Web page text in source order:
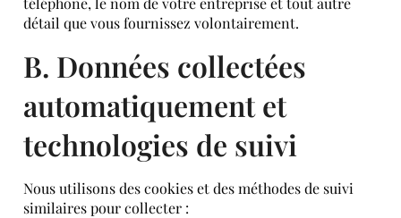
détail que vous fournissez volontairement.
B. Données collectées
automatiquement et
technologies de suivi
Nous utilisons des cookies et des méthodes de suivi
similaires pour collecter :